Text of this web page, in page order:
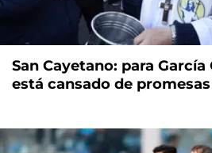
San Cayetano: para
está cansado de